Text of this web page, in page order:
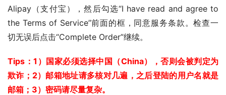
Alipay（支付宝），然后勾选“I have read and agree to
the Terms of Service”前面的框，同意服务条款。检查一
切无误后点击“Complete Order”继续。
Tips：1）国家必须选择中国（China），否则会被判定为
欺诈；2）邮箱地址请多核对几遍，之后登陆的用户名就是
邮箱；3）密码请尽量复杂。